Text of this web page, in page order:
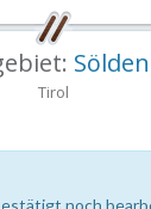
Sölden
Tirol